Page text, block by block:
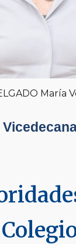
María